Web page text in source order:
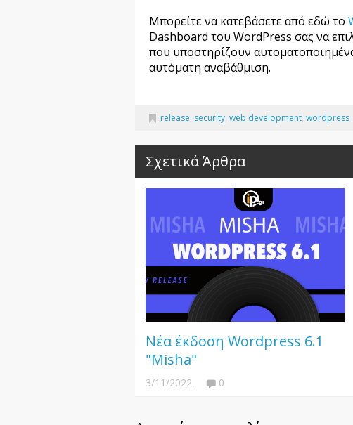
Μπορείτε να κατεβάσετε από εδώ το
Dashboard του WordPress σας να
που υποστηρίζουν
αυτόματη αναβάθμιση.
release, security, web development, wordpress
Σχετικά Άρθρα
Νέα έκδοση Wordpress 6.1
"Misha"
3/11/2022 0